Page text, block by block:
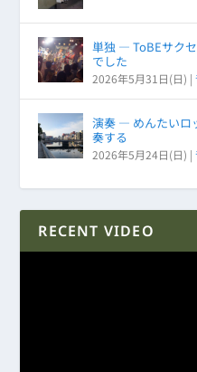
単独 ― ToBEサク
でした
2026年5月31日(日) |
演奏 ― めんたいロ
奏する
2026年5月24日(日) |
RECENT VIDEO